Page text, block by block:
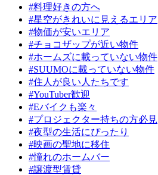
#料理好きの方へ
#星空がきれいに見えるエリア
#物価が安いエリア
#チョコザップが近い物件
#ホームズに載っていない物件
#SUUMOに載っていない物件
#住人が良い人たちです
#YouTuber歓迎
#Eバイクも楽々
#プロジェクター持ちの方必見
#夜型の生活にぴったり
#映画の聖地に移住
#憧れのホームバー
#譲渡型賃貸